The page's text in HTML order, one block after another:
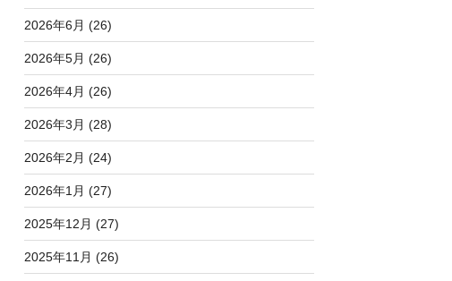
2026年6月 (26)
2026年5月 (26)
2026年4月 (26)
2026年3月 (28)
2026年2月 (24)
2026年1月 (27)
2025年12月 (27)
2025年11月 (26)